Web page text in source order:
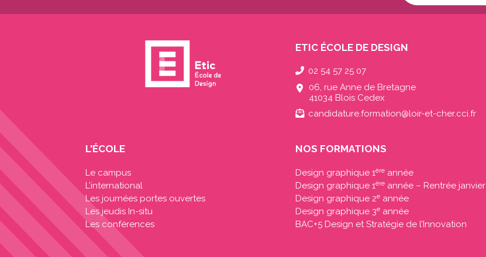
mail...
ETIC ÉCOLE DE DESIGN
02 54 57 25 07
06, rue Anne de Bretagne
41034 Blois Cedex
candidature.formation@loir-et-cher.cci.fr
L'ÉCOLE
Le campus
L’international
Les journées portes ouvertes
Les jeudis In-situ
Les conférences
NOS FORMATIONS
Design graphique 1èreannée
Design graphique 1èreannée – Rentrée janvier
Design graphique 2eannée
Design graphique 3eannée
BAC+5 Design et Stratégie de l’Innovation